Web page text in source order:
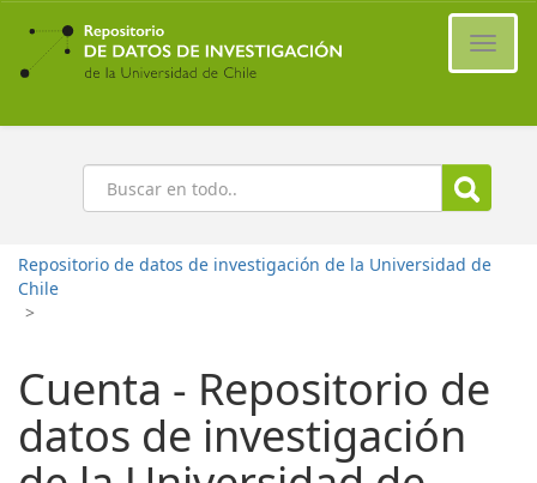
Ir
contenido
principal
Buscar
Repositorio de datos de investigación de la Universidad de
Chile
>
Cuenta - Repositorio de
datos de investigación